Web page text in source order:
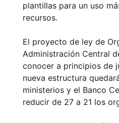
plantillas para un uso
recursos.
El proyecto de ley de
Administración Central
conocer a principios de
nueva estructura
ministerios y el Banco
reducir de 27 a 21 los